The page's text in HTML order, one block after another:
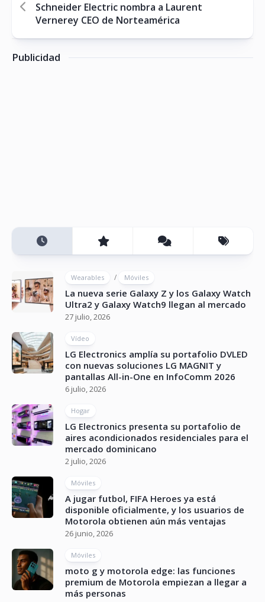
Schneider Electric nombra a Laurent
Vernerey CEO de Norteamérica
Publicidad
Wearables / Móviles
La nueva serie Galaxy Z y los Galaxy Watch
Ultra2 y Galaxy Watch9 llegan al mercado
27 julio, 2026
Vídeo
LG Electronics amplía su portafolio DVLED
con nuevas soluciones LG MAGNIT y
pantallas All-in-One en InfoComm 2026
6 julio, 2026
Hogar
LG Electronics presenta su portafolio de
aires acondicionados residenciales para el
mercado dominicano
2 julio, 2026
Móviles
A jugar futbol, FIFA Heroes ya está
disponible oficialmente, y los usuarios de
Motorola obtienen aún más ventajas
26 junio, 2026
Móviles
moto g y motorola edge: las funciones
premium de Motorola empiezan a llegar a
más personas